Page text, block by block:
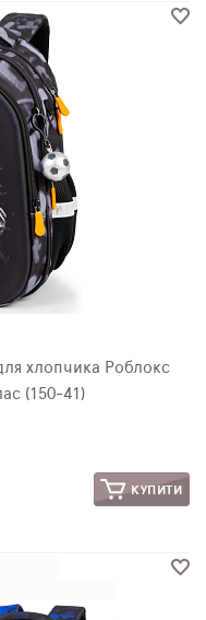
хлопчика Роблокс
(150-41)
КУПИТИ